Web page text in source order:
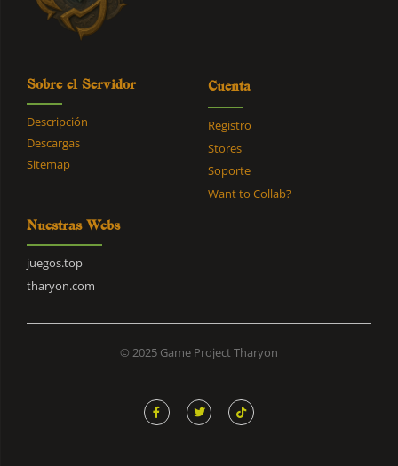
Sobre el Servidor
Descripción
Descargas
Sitemap
Cuenta
Registro
Stores
Soporte
Want to Collab?
Nuestras Webs
juegos.top
tharyon.com
© 2025 Game Project Tharyon
F
a
c
T
w
i
T
i
k